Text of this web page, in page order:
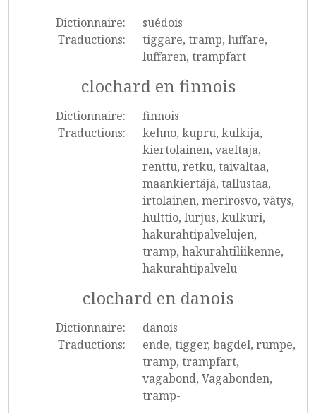
Dictionnaire:
suédois
Traductions:
tiggare, tramp, luffare,
luffaren, trampfart
clochard en finnois
Dictionnaire:
finnois
Traductions:
kehno, kupru, kulkija,
kiertolainen, vaeltaja,
renttu, retku, taivaltaa,
maankiertäjä, tallustaa,
irtolainen, merirosvo, vätys,
hulttio, lurjus, kulkuri,
hakurahtipalvelujen,
tramp, hakurahtiliikenne,
hakurahtipalvelu
clochard en danois
Dictionnaire:
danois
Traductions:
ende, tigger, bagdel, rumpe,
tramp, trampfart,
vagabond, Vagabonden,
tramp-